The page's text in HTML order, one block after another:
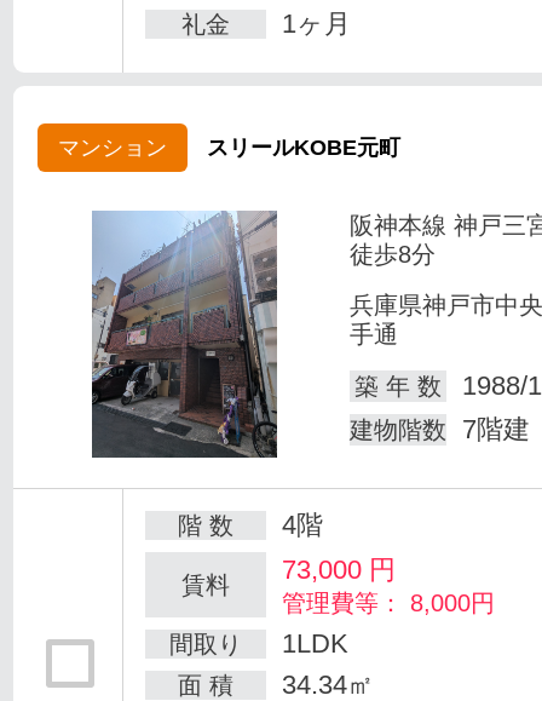
礼金 1ヶ月
マンション スリールKOBE元町
阪神本線 神戸三
徒歩8分
兵庫県神戸市中
手通
築 年 数
1988/
建物階数 7階建
階 数 4階
賃料 73,000 円
管理費等： 8,000円
間取り
1LDK
面 積 34.34㎡